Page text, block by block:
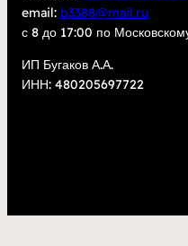
email: b3388@mail.ru
с 8 до 17:00 по
ИП Бугаков А.А.
ИНН: 480205697722